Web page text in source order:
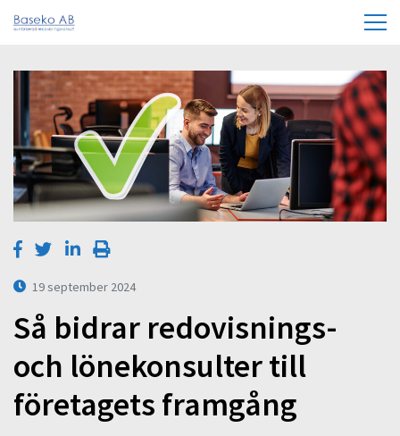
19 september 2024
Så bidrar redovisnings-
och lönekonsulter till
företagets framgång